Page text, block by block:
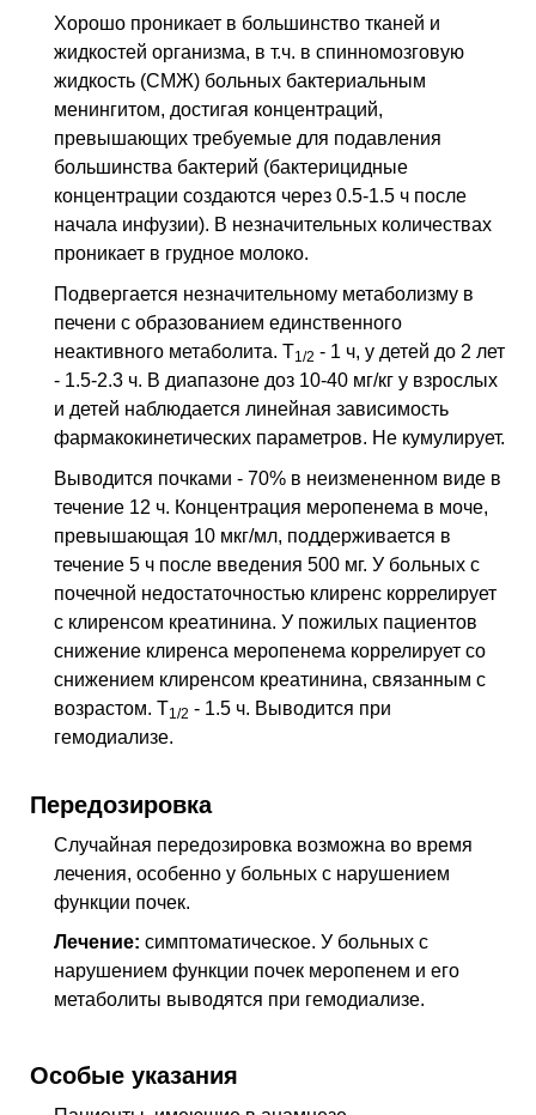
Хорошо проникает в большинство тканей и
жидкостей организма, в т.ч. в спинномозговую
жидкость (СМЖ) больных бактериальным
менингитом, достигая концентраций,
превышающих требуемые для подавления
большинства бактерий (бактерицидные
концентрации создаются через 0.5-1.5 ч после
начала инфузии). В незначительных количествах
проникает в грудное молоко.
Подвергается незначительному метаболизму в
печени с образованием единственного
неактивного метаболита. T1/2 - 1 ч, у детей до 2 лет
- 1.5-2.3 ч. В диапазоне доз 10-40 мг/кг у взрослых
и детей наблюдается линейная зависимость
фармакокинетических параметров. Не кумулирует.
Выводится почками - 70% в неизмененном виде в
течение 12 ч. Концентрация меропенема в моче,
превышающая 10 мкг/мл, поддерживается в
течение 5 ч после введения 500 мг. У больных с
почечной недостаточностью клиренс коррелирует
с клиренсом креатинина. У пожилых пациентов
снижение клиренса меропенема коррелирует со
снижением клиренсом креатинина, связанным с
возрастом. T1/2 - 1.5 ч. Выводится при
гемодиализе.
Передозировка
Случайная передозировка возможна во время
лечения, особенно у больных с нарушением
функции почек.
Лечение: симптоматическое. У больных с
нарушением функции почек меропенем и его
метаболиты выводятся при гемодиализе.
Особые указания